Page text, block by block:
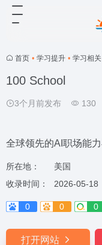
首页 • 学习提升 • 学习相关
100 School
3个月前发布 130
全球领先的AI职场能
所在地：
美国
收录时间：
2026-05-18
0 0 0
打开网站